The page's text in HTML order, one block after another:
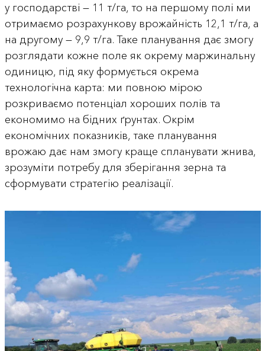
у господарстві — 11 т/га, то на першому полі ми
отримаємо розрахункову врожайність 12,1 т/га, а
на другому — 9,9 т/га. Таке планування дає змогу
розглядати кожне поле як окрему маржинальну
одиницю, під яку формується окрема
технологічна карта: ми повною мірою
розкриваємо потенціал хороших полів та
економимо на бідних ґрунтах. Окрім
економічних показників, таке планування
врожаю дає нам змогу краще спланувати жнива,
зрозуміти потребу для зберігання зерна та
сформувати стратегію реалізації.